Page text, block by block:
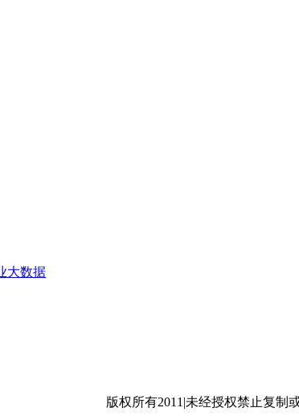
大数据
版权所有2011|未经授权禁止复制